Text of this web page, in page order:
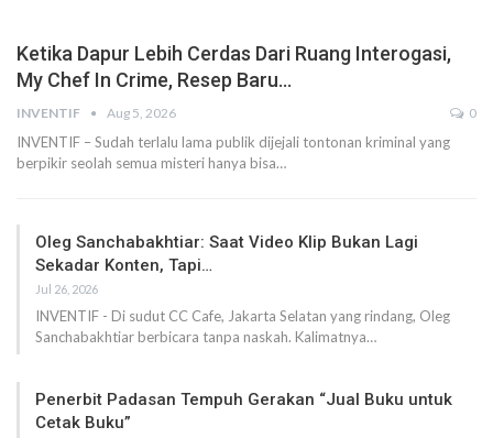
Ketika Dapur Lebih Cerdas Dari Ruang Interogasi,
My Chef In Crime, Resep Baru…
INVENTIF Aug 5, 2026 0
INVENTIF – Sudah terlalu lama publik dijejali tontonan kriminal yang
berpikir seolah semua misteri hanya bisa…
Oleg Sanchabakhtiar: Saat Video Klip Bukan Lagi
Sekadar Konten, Tapi…
Jul 26, 2026
INVENTIF - Di sudut CC Cafe, Jakarta Selatan yang rindang, Oleg
Sanchabakhtiar berbicara tanpa naskah. Kalimatnya…
Penerbit Padasan Tempuh Gerakan “Jual Buku untuk
Cetak Buku”